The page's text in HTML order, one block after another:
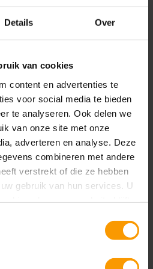
Details Over
van cookies
content en advertenties te
voor social media te bieden
te analyseren. Ook delen we
van onze site met onze
adverteren en analyse. Deze
combineren met andere
verstrekt of die ze hebben
gebruik van hun services. U
Booster kun je:
contacten tegelijk
create”
met slimme
aanpassen of
en actuele data binnen